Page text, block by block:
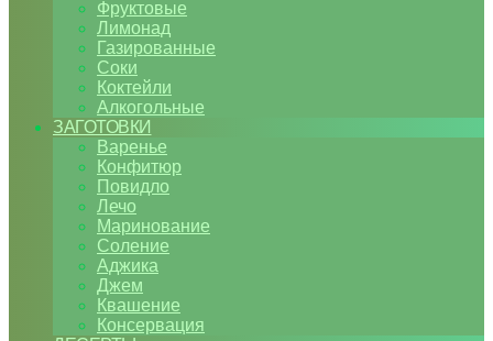
Фруктовые
Лимонад
Газированные
Соки
Коктейли
Алкогольные
ЗАГОТОВКИ
Варенье
Конфитюр
Повидло
Лечо
Маринование
Соление
Аджика
Джем
Квашение
Консервация